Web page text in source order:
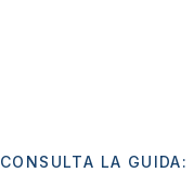
CONSULTA LA GUIDA: